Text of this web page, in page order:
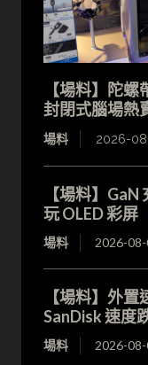
【場料】陀
封閉式腦場熱
場料 2026-
【場料】
玩 OLED 彩屏
場料 2026-
【場料】外
SanDisk 速度
場料 2026-